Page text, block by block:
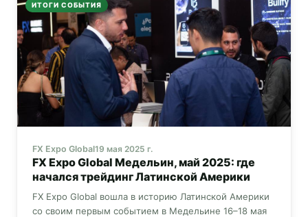
ИТОГИ СОБЫТИЯ
FX Expo Global19 мая 2025 г.
FX Expo Global Медельин, май 2025: где
начался трейдинг Латинской Америки
FX Expo Global вошла в историю Латинской Америки
со своим первым событием в Медельине 16–18 мая